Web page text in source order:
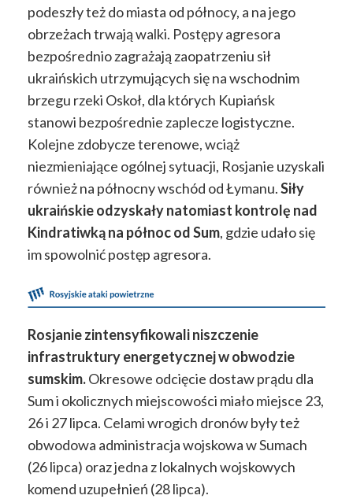
podeszły też do miasta od północy, a na jego
obrzeżach trwają walki. Postępy agresora
bezpośrednio zagrażają zaopatrzeniu sił
ukraińskich utrzymujących się na wschodnim
brzegu rzeki Oskoł, dla których Kupiańsk
stanowi bezpośrednie zaplecze logistyczne.
Kolejne zdobycze terenowe, wciąż
niezmieniające ogólnej sytuacji, Rosjanie uzyskali
również na północny wschód od Łymanu.Siły
ukraińskie odzyskały natomiast kontrolę nad
Kindratiwką na północ od Sum, gdzie udało się
im spowolnić postęp agresora.
Rosjanie zintensyfikowali niszczenie
infrastruktury energetycznej w obwodzie
sumskim.Okresowe odcięcie dostaw prądu dla
Sum i okolicznych miejscowości miało miejsce 23,
26 i 27 lipca. Celami wrogich dronów były też
obwodowa administracja wojskowa w Sumach
(26 lipca) oraz jedna z lokalnych wojskowych
komend uzupełnień (28 lipca).